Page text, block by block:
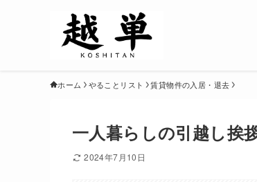
ホーム やることリスト 賃貸物件の入居・退去
一人暮らしの引越し挨
2024年7月10日